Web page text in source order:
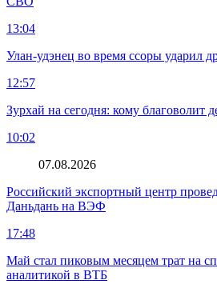
13:04
Улан-удэнец во время ссоры ударил
12:57
Зурхай на сегодня: кому благоволит
10:02
07.08.2026
Российский экспортный центр
Даньдань на ВЭФ
17:48
Май стал пиковым месяцем трат на
аналитикой в ВТБ